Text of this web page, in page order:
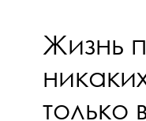
Жизнь